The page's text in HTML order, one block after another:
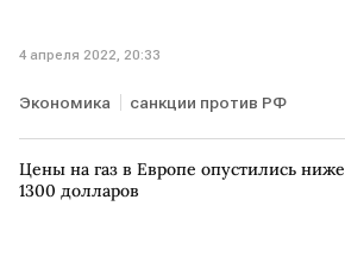
4 апреля 2022, 20:33
Экономика санкции против РФ
Сергей Лавров Мировая экономика
Цены на газ в Европе опустились ниже
1300 долларов